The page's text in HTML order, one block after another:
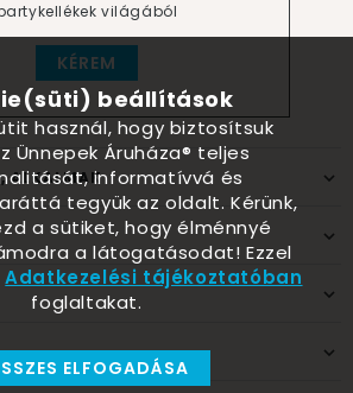
világából
KÉREM
ALKALMAK
beállítások
használ, hogy biztosítsuk
Ünnepek Áruháza® teljes
informatívvá és
tegyük az oldalt. Kérünk,
a sütiket, hogy élménnyé
a látogatásodat! Ezzel
Adatkezelési tájékoztatóban
foglaltakat.
ELFOGADÁSA